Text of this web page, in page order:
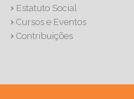
Estatuto Social
Cursos e Eventos
Contribuições